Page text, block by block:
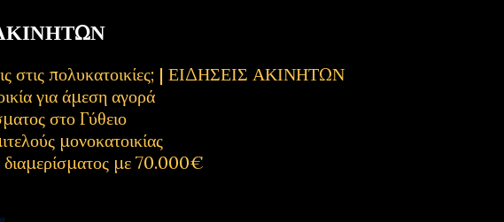
στις πολυκατοικίες; | ΕΙΔΗΣΕΙΣ ΑΚΙΝΗΤΩΝ
για άμεση αγορά
στο Γύθειο
μονοκατοικίας
με 70.000€